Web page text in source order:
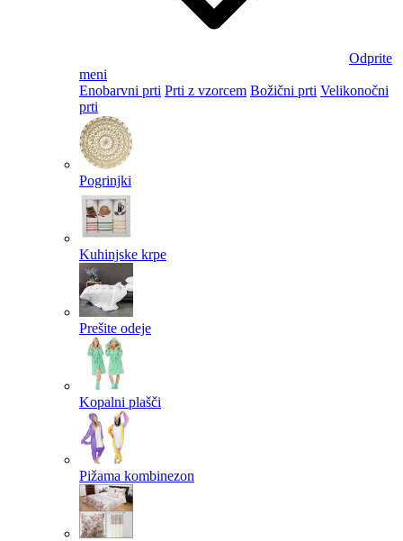
Odprite
meni
Enobarvni prti Prti z vzorcem Božični prti Velikonočni
prti​
Pogrinjki
Kuhinjske krpe
Prešite odeje
Kopalni plašči
Pižama kombinezon